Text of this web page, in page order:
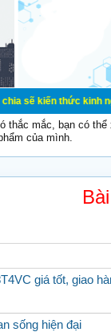
kinh nghiệm
thắc mắc, bạn có
của mình.
giá tốt, giao
sống hiện đại